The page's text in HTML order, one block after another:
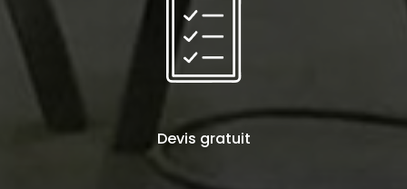
Devis gratuit